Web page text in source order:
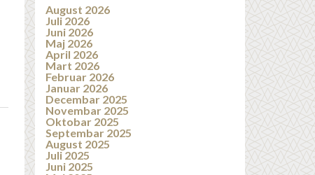
August 2026
Juli 2026
Juni 2026
Maj 2026
April 2026
Mart 2026
Februar 2026
Januar 2026
Decembar 2025
Novembar 2025
Oktobar 2025
Septembar 2025
August 2025
Juli 2025
Juni 2025